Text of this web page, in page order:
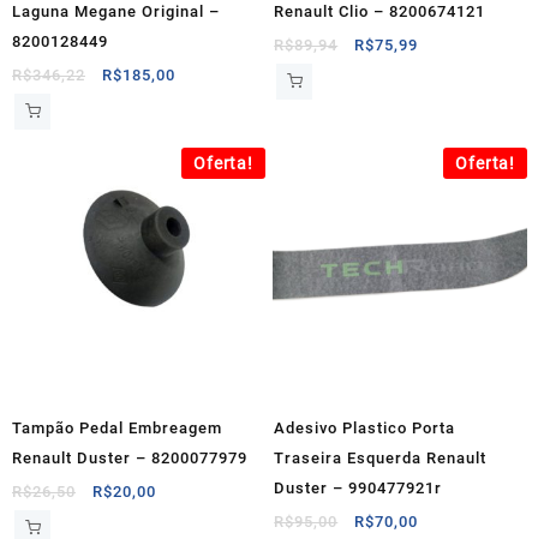
Laguna Megane Original –
8200128449
R$346,22
O
R$185,00
é:
R$185,00.
Renault Clio – 8200674121
R$89,94
O
R$75,99
R$75,99.
Oferta!
Tampão Pedal Embreagem
Renault Duster – 8200077979
R$26,50
O
R$20,00
Oferta!
Adesivo Plastico Porta
Traseira Esquerda Renault
Duster – 990477921r
R$95,00
O
R$70,00